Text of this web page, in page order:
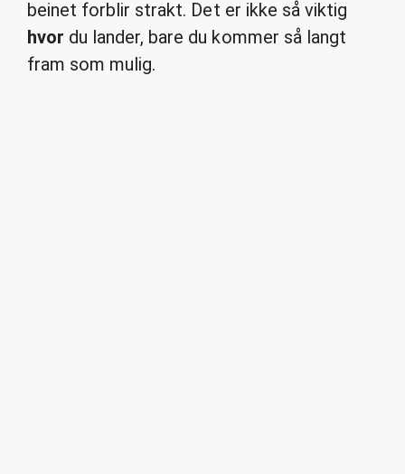
beinet forblir strakt. Det er ikke så viktig
hvor du lander, bare du kommer så langt
fram som mulig.